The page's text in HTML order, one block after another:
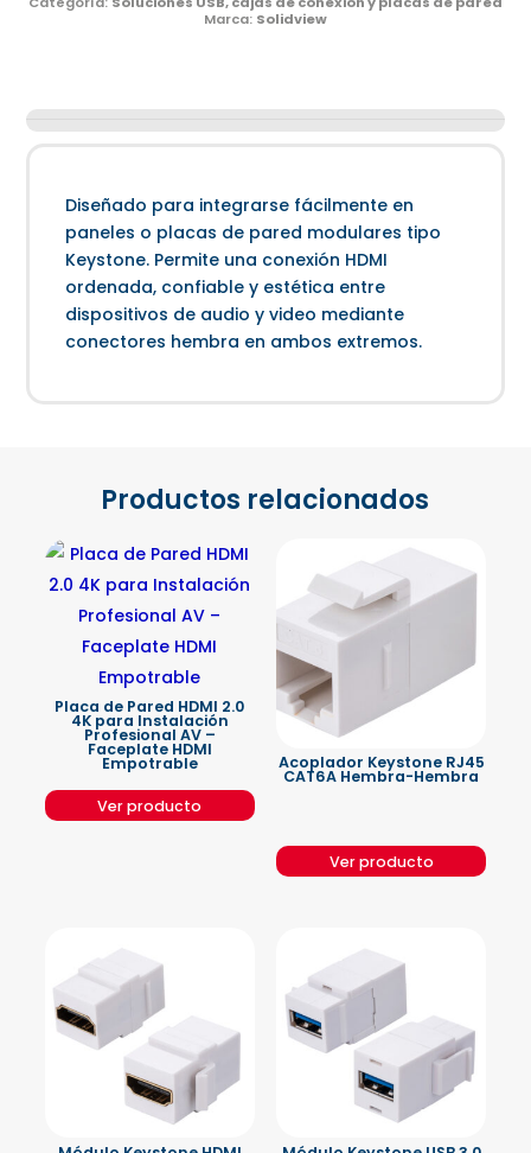
Marca: Solidview
Diseñado para integrarse fácilmente en
paneles o placas de pared modulares tipo
Keystone. Permite una conexión HDMI
ordenada, confiable y estética entre
dispositivos de audio y video mediante
conectores hembra en ambos extremos.
Productos relacionados
Placa de Pared HDMI 2.0
4K para Instalación
Profesional AV –
Faceplate HDMI
Empotrable
Ver producto
Acoplador Keystone RJ45
CAT6A Hembra-Hembra
Ver producto